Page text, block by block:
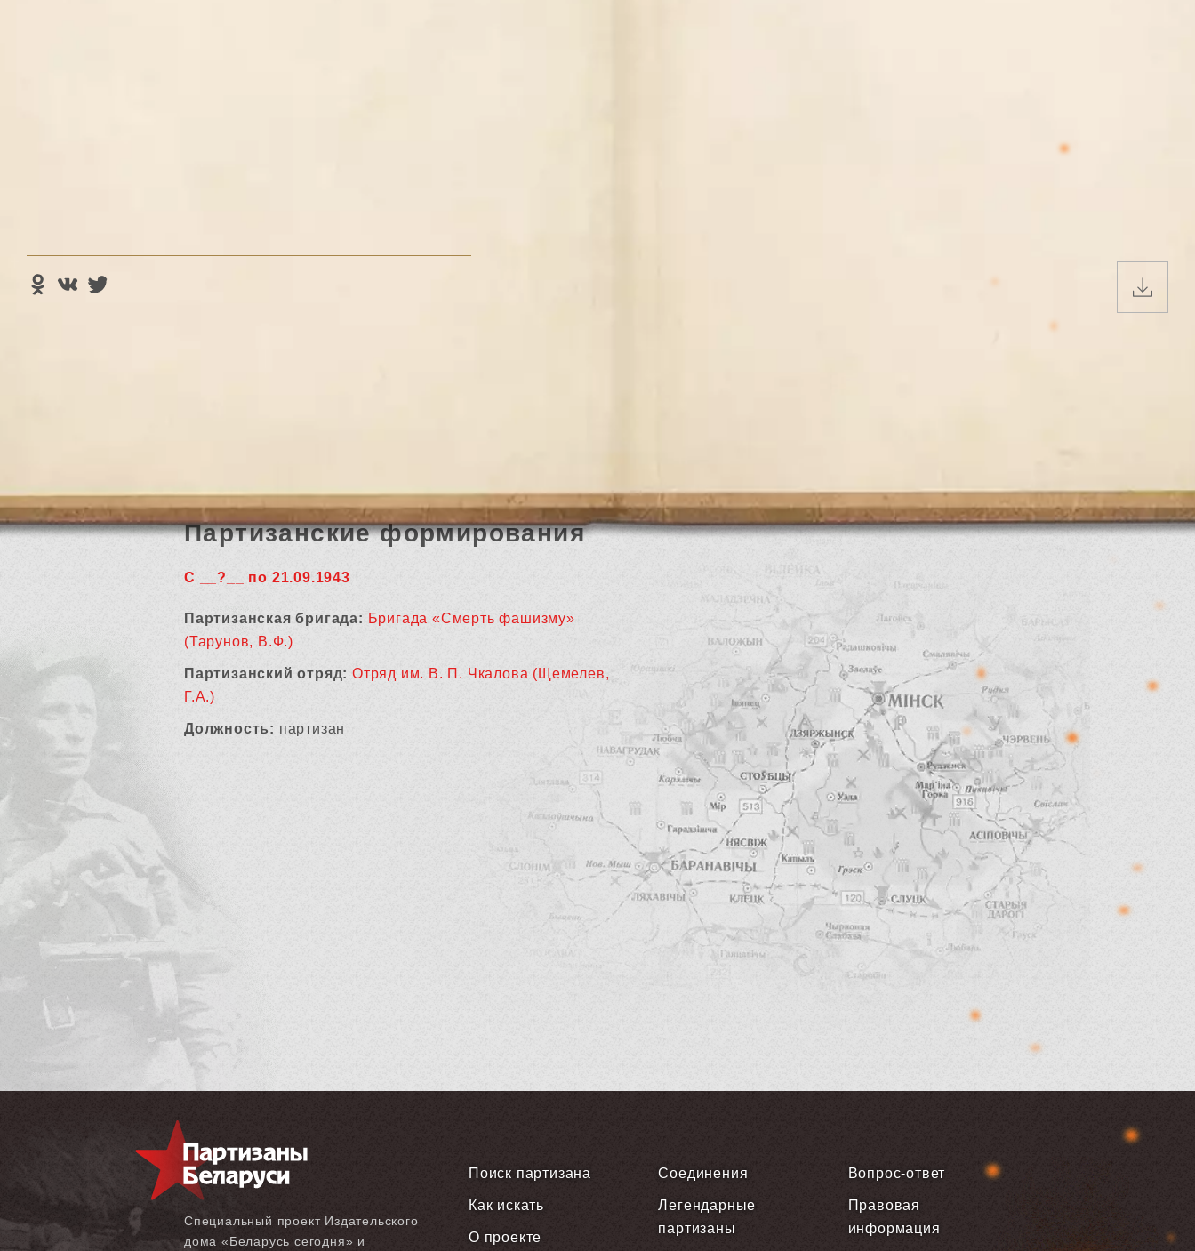
Партизанские формирования
С __?__ по 21.09.1943
Партизанская бригада: Бригада «Смерть фашизму»
(Тарунов, В.Ф.)
Партизанский отряд: Отряд им. В. П. Чкалова (Щемелев,
Г.А.)
Должность: партизан
Специальный проект Издательского
дома «‎Беларусь сегодня» и
Поиск партизана
Как искать
О проекте
Соединения
Легендарные
партизаны
Вопрос-ответ
Правовая
информация